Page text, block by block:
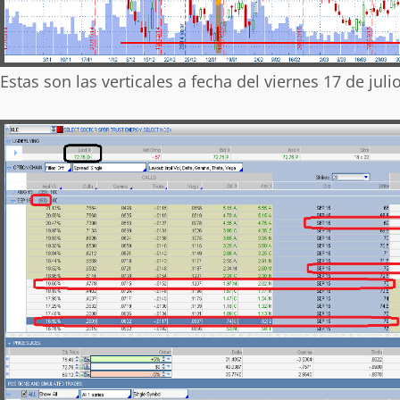
Estas son las verticales a fecha del viernes 17 de